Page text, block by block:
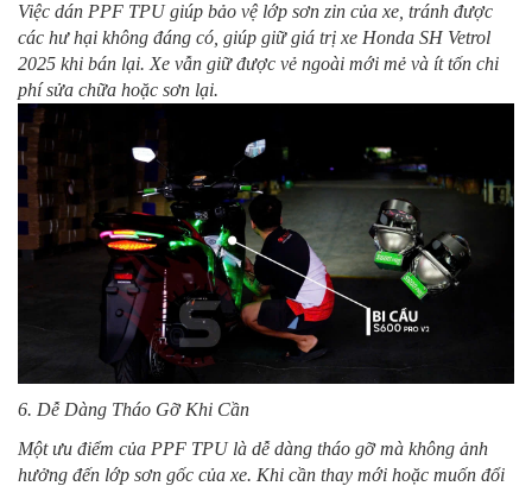
Việc dán PPF TPU giúp bảo vệ lớp sơn zin của xe, tránh được
các hư hại không đáng có, giúp giữ giá trị xe Honda SH Vetrol
2025 khi bán lại. Xe vẫn giữ được vẻ ngoài mới mẻ và ít tốn chi
phí sửa chữa hoặc sơn lại.
6. Dễ Dàng Tháo Gỡ Khi Cần
Một ưu điểm của PPF TPU là dễ dàng tháo gỡ mà không ảnh
hưởng đến lớp sơn gốc của xe. Khi cần thay mới hoặc muốn đổi